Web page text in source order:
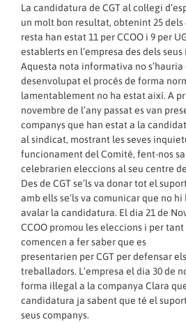
La candidatura de CGT al col·legi
un molt bon resultat, obtenint 25 dels
resta han estat 11 per CCOO i 9 per
establerts en l’empresa des dels seus
Aquesta nota informativa no s’hauria
desenvolupat el procés de forma
lamentablement no ha estat així. A
novembre de l’any passat es van
companys que han estat a la
al sindicat, mostrant les seves
funcionament del Comitè, fent-nos
celebrarien eleccions al seu centre
Des de CGT se’ls va donar tot el
amb ells se’ls va comunicar que no
avalar la candidatura. El dia 21 de
CCOO promou les eleccions i per
comencen a fer saber que es
presentarien per CGT per defensar
treballadors. L’empresa el dia 30 de
forma il·legal a la companya Clara
candidatura ja sabent que té el
seus companys.